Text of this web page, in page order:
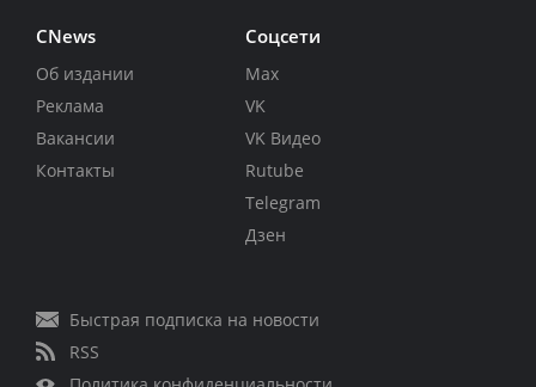
CNews
Об издании
Реклама
Вакансии
Контакты
Соцсети
Max
VK
VK Видео
Rutube
Telegram
Дзен
Быстрая подписка на новости
RSS